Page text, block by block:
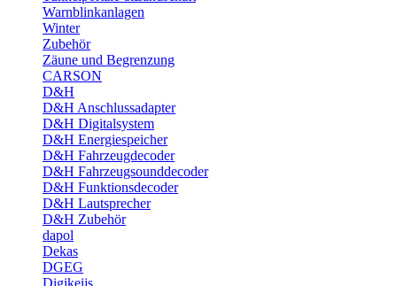
Warnblinkanlagen
Winter
Zubehör
Zäune und Begrenzung
CARSON
D&H
D&H Anschlussadapter
D&H Digitalsystem
D&H Energiespeicher
D&H Fahrzeugdecoder
D&H Fahrzeugsounddecoder
D&H Funktionsdecoder
D&H Lautsprecher
D&H Zubehör
dapol
Dekas
DGEG
Digikeijs